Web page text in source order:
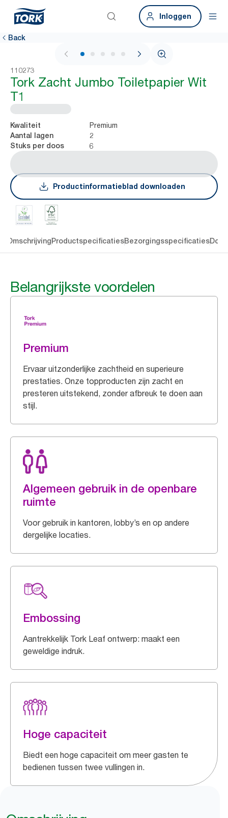
Inloggen
Back
1 / 5
110273
Tork Zacht Jumbo Toiletpapier Wit
T1
Kwaliteit Premium
Aantal lagen 2
Stuks per doos 6
Productinformatieblad downloaden
OmschrijvingProductspecificatiesBezorgingsspecificaties
Belangrijkste voordelen
Premium
Ervaar uitzonderlijke zachtheid en superieure
prestaties. Onze topproducten zijn zacht en
presteren uitstekend, zonder afbreuk te doen aan
stijl.
Algemeen gebruik in de openbare
ruimte
Voor gebruik in kantoren, lobby’s en op andere
dergelijke locaties.
Embossing
Aantrekkelijk Tork Leaf ontwerp: maakt een
geweldige indruk.
Hoge capaciteit
Biedt een hoge capaciteit om meer gasten te
bedienen tussen twee vullingen in.